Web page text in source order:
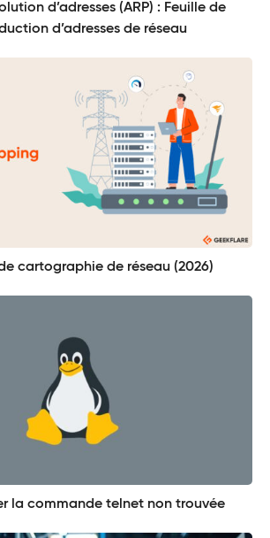
d’adresses (ARP) : Feuille de
d’adresses de réseau
cartographie de réseau (2026)
la commande telnet non trouvée